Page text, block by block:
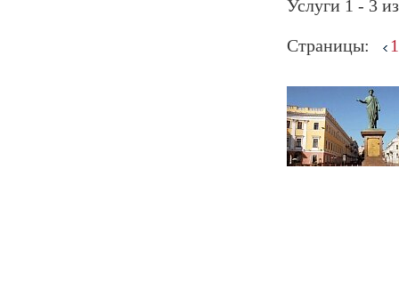
Услуги 1 - 3
Страницы: 1